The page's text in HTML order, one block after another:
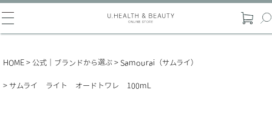
HOME 公式｜ブランドから選ぶ Samourai（サムライ）
サムライ ライト オードトワレ 100mL